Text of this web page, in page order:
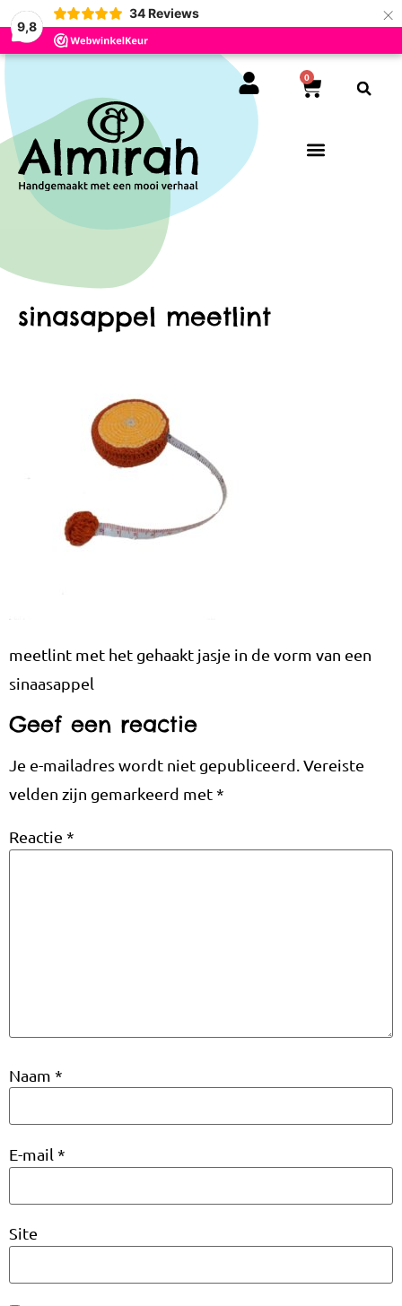
9,8
34 Reviews ×
0
sinasappel meetlint
meetlint met het gehaakt jasje in de vorm van een
sinaasappel
Geef een reactie
Je e-mailadres wordt niet gepubliceerd. Vereiste
velden zijn gemarkeerd met*
Reactie *
Naam *
E-mail *
Site